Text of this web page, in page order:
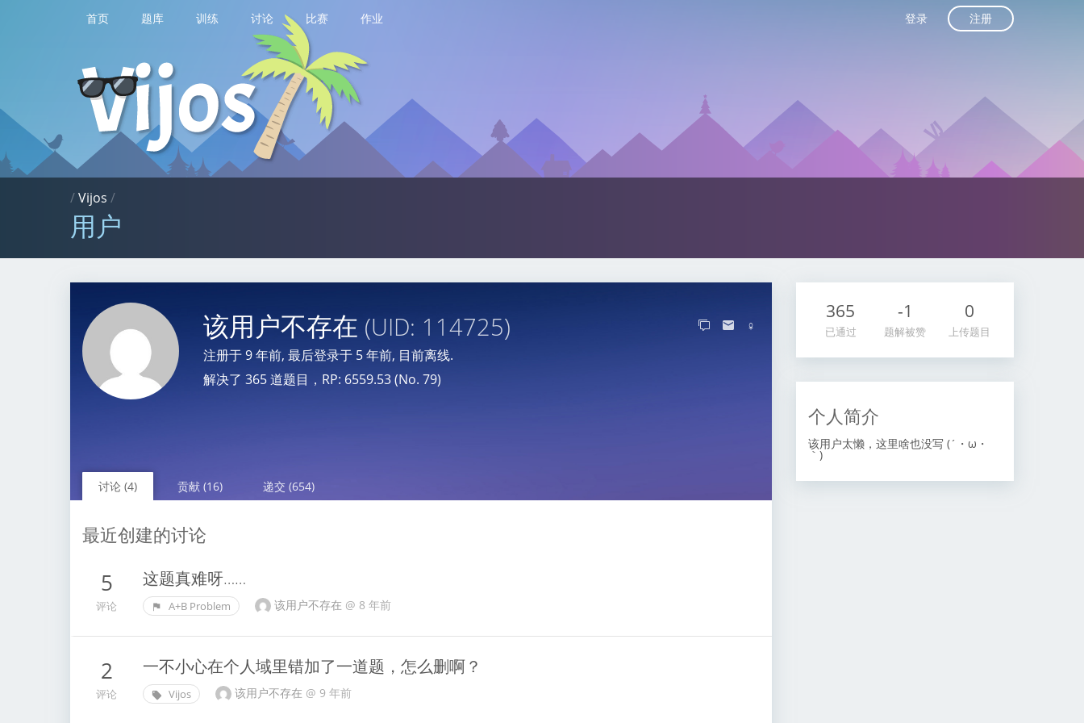
首页 题库 训练 讨论 比赛 作业 登录 注册
/Vijos /
用户
该用户不存在 (UID: 114725)
注册于9 年前, 最后登录于 5 年前, 目前离线.
解决了 365 道题目，RP: 6559.53 (No. 79)
♀
讨论 (4) 贡献 (16) 递交 (654)
最近创建的讨论
5
评论
这题真难呀……
A+B Problem 该用户不存在 @ 8 年前
2
评论
一不小心在个人域里错加了一道题，怎么删啊？
Vijos 该用户不存在 @ 9 年前
365
已通过
-1
题解被赞
0
上传题目
个人简介
该用户太懒，这里啥也没写 (´・ω・
｀)